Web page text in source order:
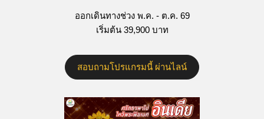
ออกเดินทางช่วง พ.ค. - ต.ค. 69
เริ่มต้น 39,900 บาท
สอบถามโปรแกรมนี้ ผ่านไลน์